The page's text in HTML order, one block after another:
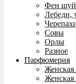
Фен шуй
Лебеди,
Совы
Орлы
Разное
Парфюмерия